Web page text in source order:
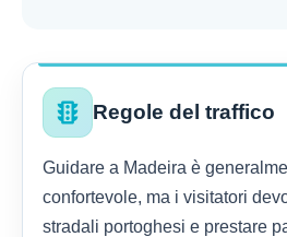
traffic Regole del traffico
Guidare a Madeira è
confortevole, ma i visitatori
stradali portoghesi e prestare